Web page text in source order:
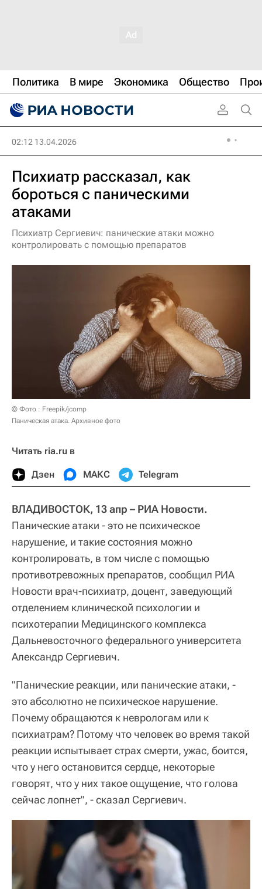
Политика В мире Экономика Общество
02:12 13.04.2026
Психиатр рассказал, как
бороться с паническими
атаками
Психиатр Сергиевич: панические атаки можно
контролировать с помощью препаратов
© Фото : Freepik/jcomp
Паническая атака. Архивное фото
Читать ria.ru в
Дзен МАКС Telegram
ВЛАДИВОСТОК, 13 апр – РИА Новости.
Панические атаки - это не психическое
нарушение, и такие состояния можно
контролировать, в том числе с помощью
противотревожных препаратов, сообщил РИА
Новости врач-психиатр, доцент, заведующий
отделением клинической психологии и
психотерапии Медицинского комплекса
Дальневосточного федерального университета
Александр Сергиевич.
"Панические реакции, или панические атаки, -
это абсолютно не психическое нарушение.
Почему обращаются к неврологам или к
психиатрам? Потому что человек во время такой
реакции испытывает страх смерти, ужас, боится,
что у него остановится сердце, некоторые
говорят, что у них такое ощущение, что голова
сейчас лопнет", - сказал Сергиевич.